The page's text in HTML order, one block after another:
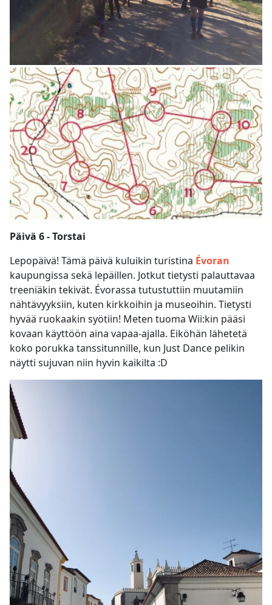
Päivä 6 - Torstai
Lepopäivä! Tämä päivä kuluikin turistina Évoran
kaupungissa sekä lepäillen. Jotkut tietysti palauttavaa
treeniäkin tekivät. Évorassa tutustuttiin muutamiin
nähtävyyksiin, kuten kirkkoihin ja museoihin. Tietysti
hyvää ruokaakin syötiin! Meten tuoma Wii:kin pääsi
kovaan käyttöön aina vapaa-ajalla. Eiköhän lähetetä
koko porukka tanssitunnille, kun Just Dance pelikin
näytti sujuvan niin hyvin kaikilta :D